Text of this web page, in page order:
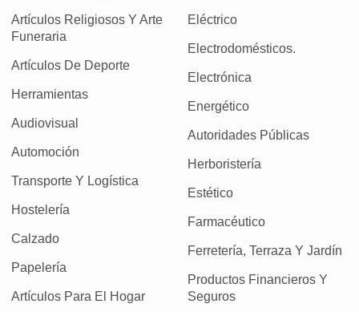
Artículos Religiosos Y Arte
Funeraria
Artículos De Deporte
Herramientas
Audiovisual
Automoción
Transporte Y Logística
Hostelería
Calzado
Papelería
Artículos Para El Hogar
Eléctrico
Electrodomésticos.
Electrónica
Energético
Autoridades Públicas
Herboristería
Estético
Farmacéutico
Ferretería, Terraza Y Jardín
Productos Financieros Y
Seguros